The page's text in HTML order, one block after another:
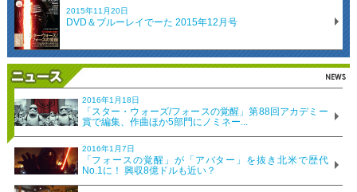
2015年11月20日
DVD＆ブルーレイでーた 2015年12月号
2016年1月18日
「スター・ウォーズ/フォースの覚醒」第88回アカデミー
賞で編集、作曲ほか5部門にノミネー...
2016年1月7日
「フォースの覚醒」が「アバター」を抜き北米で歴代
No.1に！ 興収8億ドルも近い？